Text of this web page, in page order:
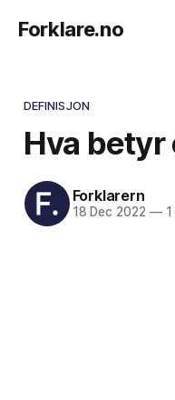
Forklare.no
DEFINISJON
Hva
Forklarern
18 Dec 2022 —1